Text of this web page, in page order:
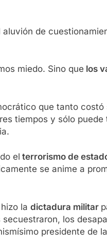
de
miedo. Sino que los
que tanto
tiempos y sólo
el terrorismo de
se anime a
la dictadura militar
los
presidente de